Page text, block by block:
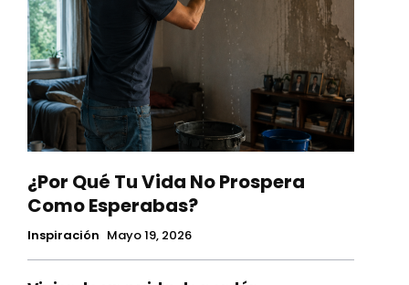
¿Por Qué Tu Vida No Prospera
Como Esperabas?
Inspiración Mayo 19, 2026